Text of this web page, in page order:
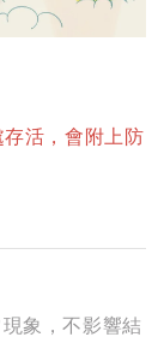
活，會附上防
象，不影響結